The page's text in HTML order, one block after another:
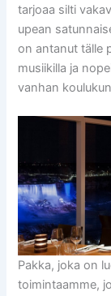
tarjoaa silti
upean
on antanut tälle
musiikilla ja
vanhan
Pakka, joka on
toimintaamme,